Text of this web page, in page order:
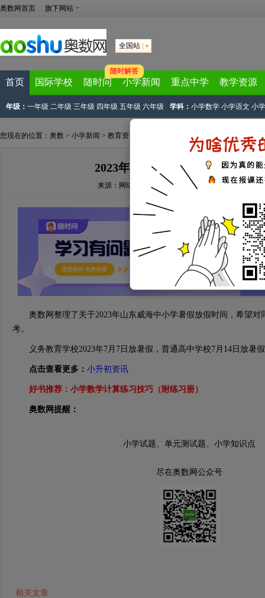
奥数网首页 旗下网站
全国站
首页 国际学校 随时问
随时解答
小学新闻 重点中学 教学资源
年级： 一年级 二年级 三年级 四年级 五年级 六年级 学科： 小学数学 小学语文 小
您现在的位置： 奥数 > 小学新闻 > 教育资讯
2023年山东威海中小学暑假放假
来源： 网络来源 文章作者：奥数网编辑 2023-05-19
奥数网整理了关于2023年山东威海中小学暑假放假时间，希望对
考。
义务教育学校2023年7月7日放暑假，普通高中学校7月14日放暑
点击查看更多： 小升初资讯
好书推荐： 小学数学计算练习技巧（附练习册）
奥数网提醒：
小学试题、单元测试题、小学知识点
尽在奥数网公众号
相关文章